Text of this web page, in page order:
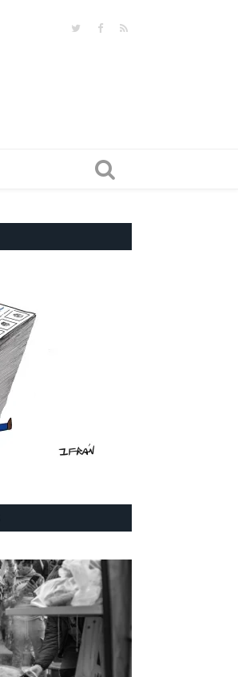
TwitterFacebook
RSS